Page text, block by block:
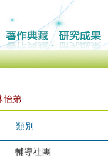
怡弟
類別
輔導社團